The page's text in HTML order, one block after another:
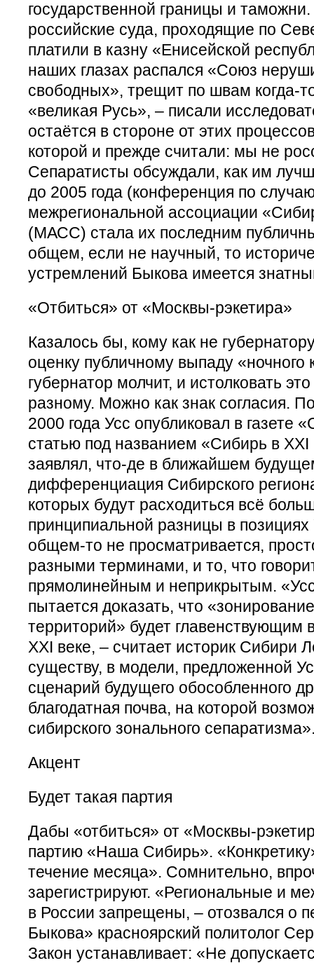
государственной границы и
российские суда, проходящие по
платили в казну «Енисейской
наших глазах распался «Союз
свободных», трещит по швам когда-
«великая Русь», – писали
остаётся в стороне от этих
которой и прежде считали: мы не
Сепаратисты обсуждали, как им
до 2005 года (конференция по
межрегиональной ассоциации
(МАСС) стала их последним
общем, если не научный, то
устремлений Быкова имеется
«Отбиться» от «Москвы-рэкетира»
Казалось бы, кому как не
оценку публичному выпаду «ночного
губернатор молчит, и истолковать
разному. Можно как знак согласия.
2000 года Усс опубликовал в газете
статью под названием «Сибирь в ХХI
заявлял, что-де в ближайшем
дифференциация Сибирского
которых будут расходиться всё
принципиальной разницы в
общем-то не просматривается,
разными терминами, и то, что
прямолинейным и неприкрытым.
пытается доказать, что
территорий» будет главенствующим
ХХI веке, – считает историк Сибири
существу, в модели, предложенной
сценарий будущего обособленного
благодатная почва, на которой
сибирского зонального
Акцент
Будет такая партия
Дабы «отбиться» от «Москвы-
партию «Наша Сибирь».
течение месяца». Сомнительно,
зарегистрируют. «Региональные и
в России запрещены, – отозвался о
Быкова» красноярский политолог
Закон устанавливает: «Не